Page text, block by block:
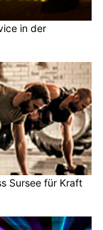
in der
Sursee für Kraft